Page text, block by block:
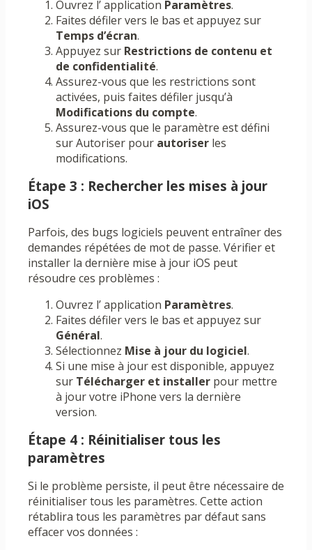
Ouvrez l’ application Paramètres.
Faites défiler vers le bas et appuyez sur
Temps d’écran.
Appuyez sur Restrictions de contenu et
de confidentialité.
Assurez-vous que les restrictions sont
activées, puis faites défiler jusqu’à
Modifications du compte.
Assurez-vous que le paramètre est défini
sur Autoriser pour autoriser les
modifications.
Étape 3 : Rechercher les mises à jour
iOS
Parfois, des bugs logiciels peuvent entraîner des
demandes répétées de mot de passe. Vérifier et
installer la dernière mise à jour iOS peut
résoudre ces problèmes :
Ouvrez l’ application Paramètres.
Faites défiler vers le bas et appuyez sur
Général.
Sélectionnez Mise à jour du logiciel.
Si une mise à jour est disponible, appuyez
sur Télécharger et installer pour mettre
à jour votre iPhone vers la dernière
version.
Étape 4 : Réinitialiser tous les
paramètres
Si le problème persiste, il peut être nécessaire de
réinitialiser tous les paramètres. Cette action
rétablira tous les paramètres par défaut sans
effacer vos données :